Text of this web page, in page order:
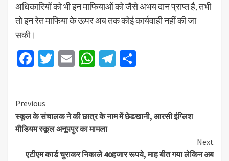
अधिकारियों को भी इन माफियाओं को जैसे अभय दान प्राप्त है, तभी
तो इन रेत माफिया के ऊपर अब तक कोई कार्यवाही नहीं की जा
सकी।
Facebook
Twitter
EmailWhatsApp
Telegram
Previous
स्कूल के संचालक ने की छात्र के नाम में छेडखानी, आरसी इंग्लिश
मीडियम स्कूल अनूपपुर का मामला
Next
एटीएम कार्ड चुराकर निकाले 40हजार रूपये, माह बीत गया लेकिन अब